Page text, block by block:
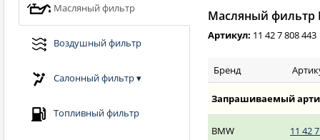
Масляный фильтр
Воздушный фильтр
Салонный фильтр▾
Топливный фильтр
Масляный фильтр
Артикул: 11 42 7 808 443
Бренд
Запрашиваемый
BMW 11 42